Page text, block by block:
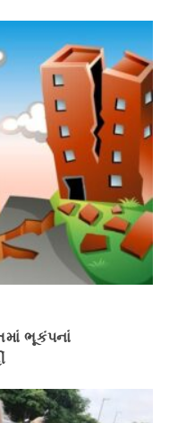
ભૂકંપનાં